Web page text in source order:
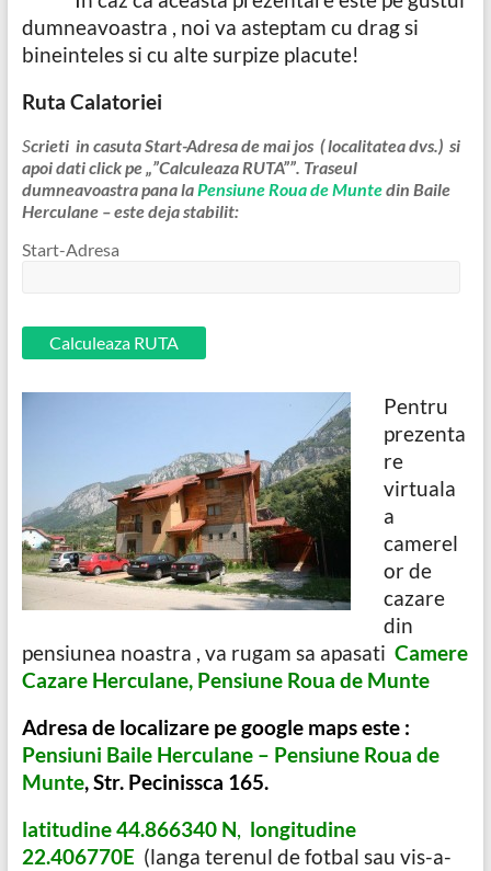
dumneavoastra , noi va asteptam cu drag si
bineinteles si cu alte surpize placute!
Ruta Calatoriei
Scrieti in casuta Start-Adresa de mai jos ( localitatea dvs.) si
apoi dati click pe „”Calculeaza RUTA””. Traseul
dumneavoastra pana laPensiune Roua de Muntedin Baile
Herculane – este deja stabilit:
Start-Adresa
Pentru
prezenta
re
virtuala
a
camerel
or de
cazare
din
pensiunea noastra , va rugam sa apasati Camere
Cazare Herculane, Pensiune Roua de Munte
Adresa de localizare pe google maps este :
Pensiuni Baile Herculane – Pensiune Roua de
Munte, Str. Pecinissca 165.
latitudine 44.866340N, longitudine
22.406770E (langa terenul de fotbal sau vis-a-